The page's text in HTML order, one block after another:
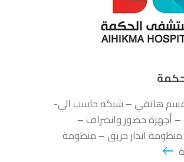
هاتفي – شبكه حاسب الي-
أجهزة حضور وانصراف –
اندار حريق – منظومة